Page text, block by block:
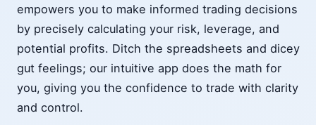
empowers you to make informed trading decisions
by precisely calculating your risk, leverage, and
potential profits. Ditch the spreadsheets and dicey
gut feelings; our intuitive app does the math for
you, giving you the confidence to trade with clarity
and control.